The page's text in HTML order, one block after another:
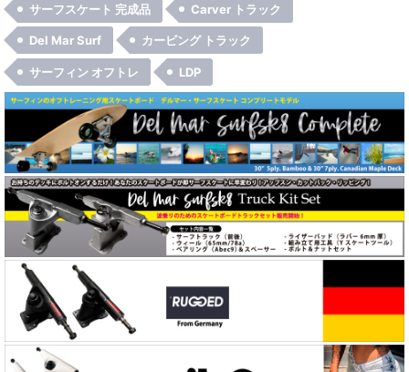
サーフスケート 完成品 Carver トラック
Del Mar Surf カービング トラック
サーフィン オフトレ LDP